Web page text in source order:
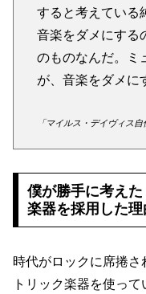
すると考えている
音楽をダメにする
のものなんだ。ミ
が、音楽をダメに
「マイルス・デイヴィス
僕が勝手に考え
楽器を採用した理
時代がロックに席捲
トリック楽器を使っ